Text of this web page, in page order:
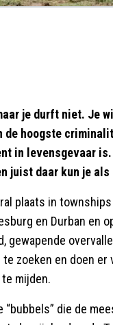
je durft niet. Je
de hoogste
in levensgevaar
juist daar kun je
plaats in townships
en Durban en
gewapende
zoeken en doen er
mijden.
die de